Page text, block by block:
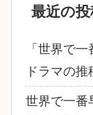
最近の
「世界で
ドラマの推
世界で一番